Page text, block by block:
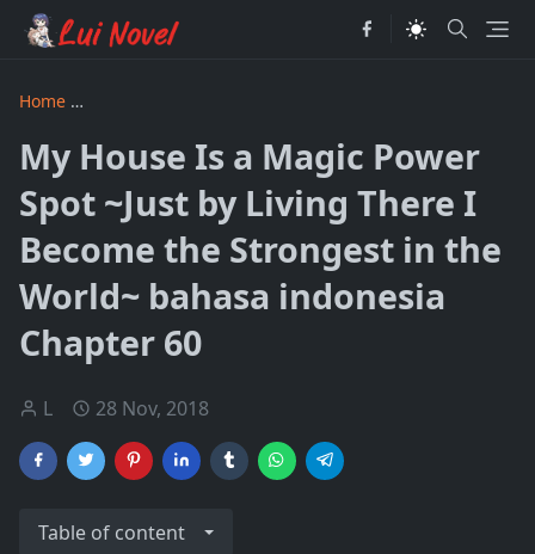
Home
My House Is a Magic Power
Spot ~Just by Living There I
Become the Strongest in the
World~ bahasa indonesia
Chapter 60
L 28 Nov, 2018
Table of content